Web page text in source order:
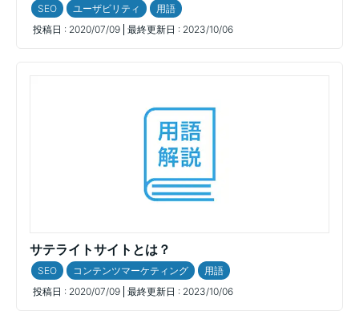
SEO ユーザビリティ
用語
投稿日 : 2020/07/09 最終更新日 : 2023/10/06
サテライトサイトとは？
SEO コンテンツマーケティング
用語
投稿日 : 2020/07/09 最終更新日 : 2023/10/06